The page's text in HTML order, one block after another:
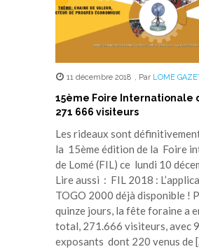
11 décembre 2018 , Par LOME
15ème Foire Internationale
271 666 visiteurs
Les rideaux sont
la 15ème édition de la Foire
de Lomé (FIL) ce lundi 10
Lire aussi : FIL 2018 :
TOGO 2000 déjà disponible !
quinze jours, la fête foraine a
total, 271.666 visiteurs, avec
exposants dont 220 venus de